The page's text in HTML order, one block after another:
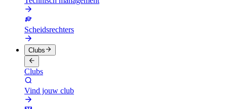
Scheidsrechters
Clubs
Clubs
Vind jouw club